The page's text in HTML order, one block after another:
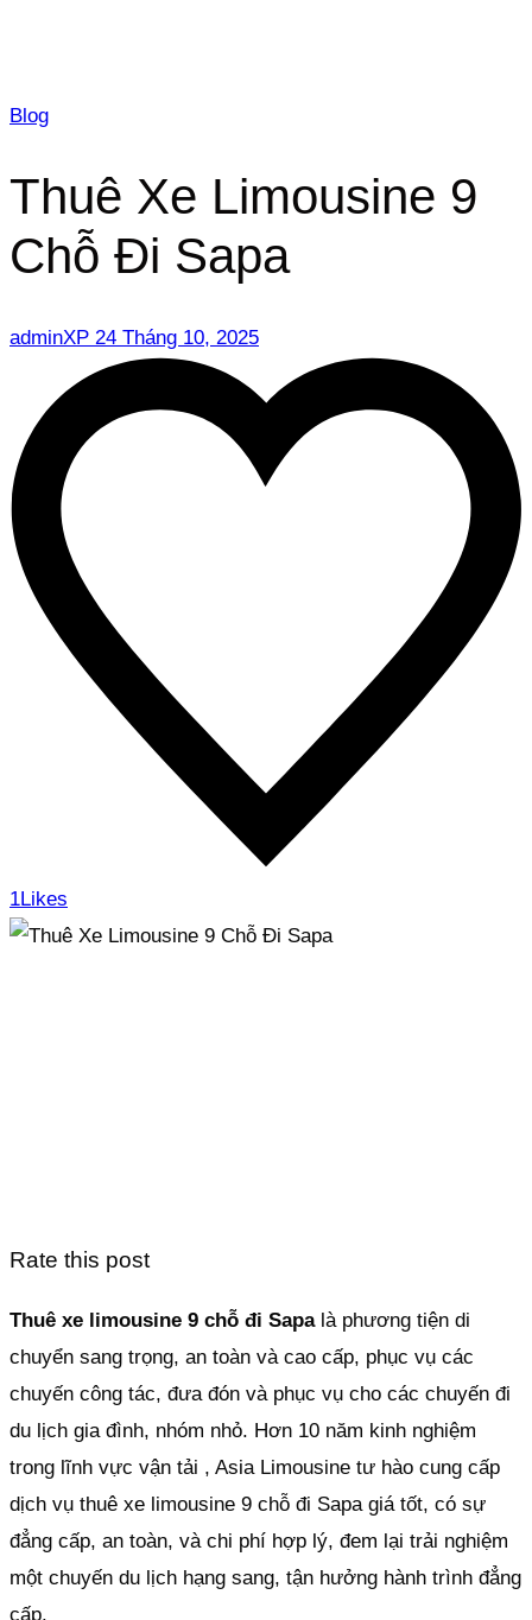
Blog
Thuê Xe Limousine 9
Chỗ Đi Sapa
adminXP 24 Tháng 10, 2025
1Likes
Rate this post
Thuê xe limousine 9 chỗ đi Sapalà phương tiện di
chuyển sang trọng, an toàn và cao cấp, phục vụ các
chuyến công tác, đưa đón và phục vụ cho các chuyến đi
du lịch gia đình, nhóm nhỏ. Hơn 10 năm kinh nghiệm
trong lĩnh vực vận tải , Asia Limousine tư hào cung cấp
dịch vụ thuê xe limousine 9 chỗ đi Sapa giá tốt, có sự
đẳng cấp, an toàn, và chi phí hợp lý, đem lại trải nghiệm
một chuyến du lịch hạng sang, tận hưởng hành trình đẳng
cấp.